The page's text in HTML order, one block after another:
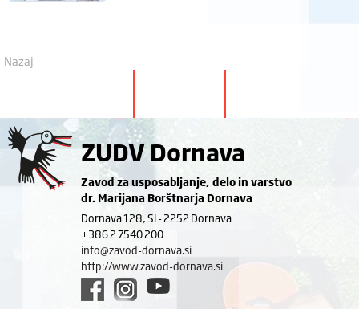
Nazaj
ZUDV Dornava
Zavod za usposabljanje, delo in varstvo
dr. Marijana Borštnarja Dornava
Dornava 128, SI - 2252 Dornava
+386 2 7540 200
info@zavod-dornava.si
http://www.zavod-dornava.si